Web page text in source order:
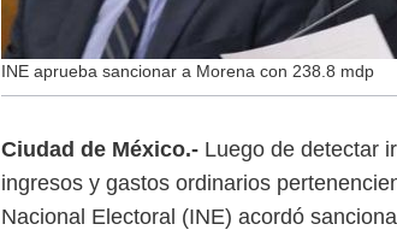
INE aprueba sancionar a Morena con 238.8 mdp
Ciudad de México.- Luego de detectar
ingresos y gastos ordinarios
Nacional Electoral (INE) acordó